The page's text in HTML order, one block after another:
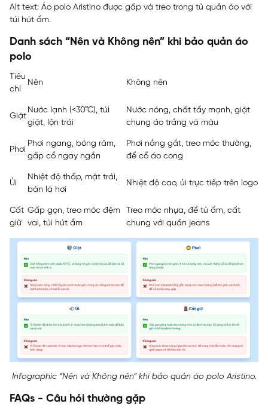
Alt text: Áo polo Aristino được gấp và treo trong tủ quần áo với
túi hút ẩm.
Danh sách “Nên và Không nên” khi bảo quản áo
polo
Tiêu
chí
Nên Không nên
Giặt
Nước lạnh (<30°C), túi
giặt, lộn trái
Nước nóng, chất tẩy mạnh, giặt
chung áo trắng và màu
Phơi
Phơi ngang, bóng râm,
gấp cổ ngay ngắn
Phơi nắng gắt, treo móc thường,
để cổ áo cong
Ủi
Nhiệt độ thấp, mặt trái,
bàn là hơi
Nhiệt độ cao, ủi trực tiếp trên logo
Cất
giữ
Gấp gọn, treo móc đệm
vai, túi hút ẩm
Treo móc nhựa, để tủ ẩm, cất
chung với quần jeans
Infographic “Nên và Không nên” khi bảo quản áo polo Aristino.
FAQs - Câu hỏi thường gặp